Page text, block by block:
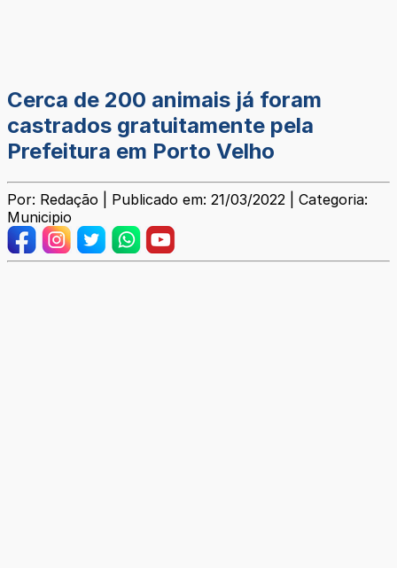
Cerca de 200 animais já foram
castrados gratuitamente pela
Prefeitura em Porto Velho
Por: Redação | Publicado em: 21/03/2022 | Categoria:
Municipio